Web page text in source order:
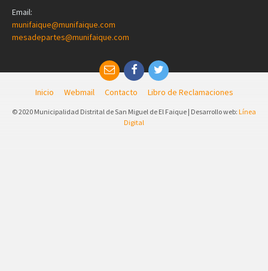
Email:
munifaique@munifaique.com
mesadepartes@munifaique.com
Inicio Webmail Contacto Libro de Reclamaciones
© 2020 Municipalidad Distrital de San Miguel de El Faique | Desarrollo web: Línea
Digital